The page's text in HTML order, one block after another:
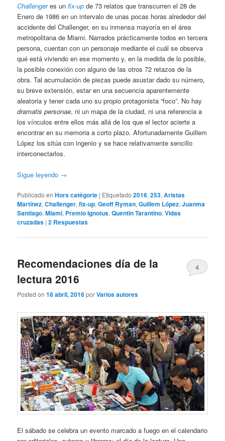
Challengeres unfix-up de 73 relatos que transcurren el 28 de
Enero de 1986 en un intervalo de unas pocas horas alrededor del
accidente del Challenger, en su inmensa mayoría en el área
metropolitana de Miami. Narrados prácticamente todos en tercera
persona, cuentan con un personaje mediante el cuál se observa
qué está viviendo en ese momento y, en la medida de lo posible,
la posible conexión con alguno de las otros 72 retazos de la
obra. Tal acumulación de piezas puede asustar dado su número,
su breve extensión, estar en una secuencia aparentemente
aleatoria y tener cada uno su propio protagonista “foco”. No hay
dramatis personae, ni un mapa de la ciudad, ni una referencia a
los vínculos entre ellos más allá de los que el lector acierte a
encontrar en su memoria a corto plazo. Afortunadamente Guillem
López los sitúa con ingenio y se hace relativamente sencillo
interconectarlos.
Sigue leyendo →
Publicado en Hors catégorie | Etiquetado 2016,253,Aristas
Martínez,Challenger,fix-up,Geoff Ryman,Guillem López,Juanma
Santiago,Miami, Premio Ignotus,Quentin Tarantino,Vidas
cruzadas |2 Respuestas
Recomendaciones día de la
lectura 2016
Posted on18 abril, 2016porVarios autores
4
El sábado se celebra un evento marcado a fuego en el calendario